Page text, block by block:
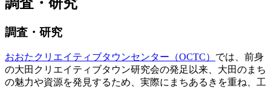
調査・研究
おおたクリエイティブタウンセンター（OCTC） では、前身
の大田クリエイティブタウン研究会の発足以来、大田のまち
の魅力や資源を発見するため、実際にまちあるきを重ね、工